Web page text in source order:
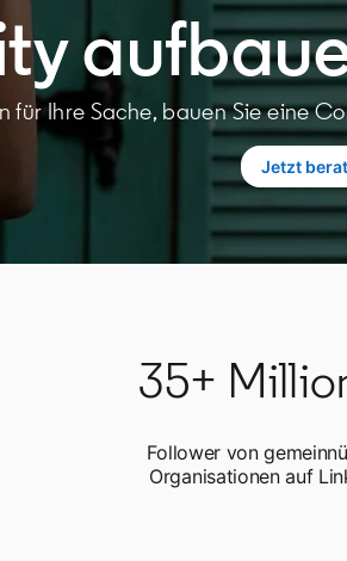
für Ihre Sache, bauen Sie eine
Jetzt
35+
Follower von
Organisationen auf